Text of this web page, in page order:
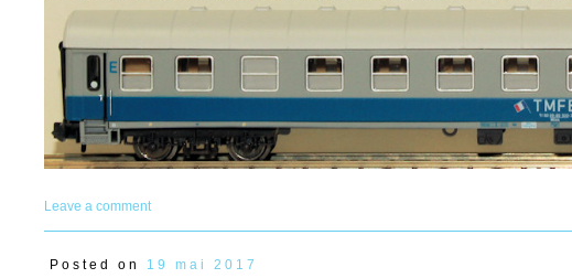
Leave a comment
Posted on 19 mai 2017